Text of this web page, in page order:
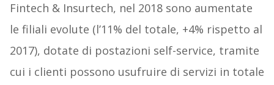
Fintech & Insurtech, nel 2018 sono aumentate
le filiali evolute (l’11% del totale, +4% rispetto al
2017), dotate di postazioni self-service, tramite
cui i clienti possono usufruire di servizi in totale